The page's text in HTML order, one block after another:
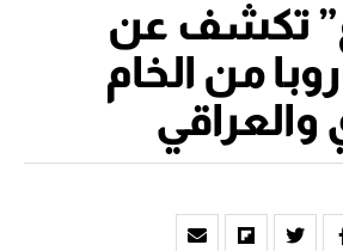
تكشف عن
من الخام